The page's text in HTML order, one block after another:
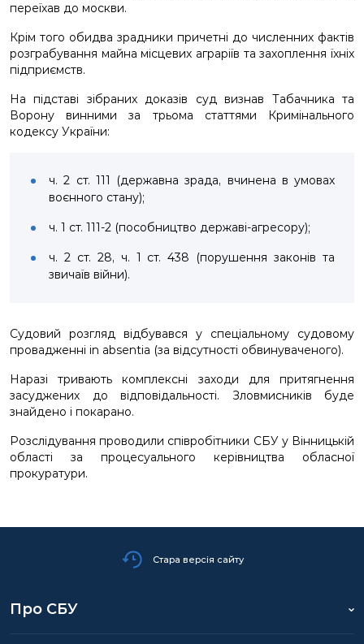
переїхав до москви.
Крім того обидва зрадники причетні до численних фактів
розграбування майна місцевих аграріїв та захоплення їхніх
підприємств.
На підставі зібраних доказів суд визнав Табачника та
Ворону винними за трьома статтями Кримінального
кодексу України:
ч. 2 ст. 111 (державна зрада, вчинена в умовах
воєнного стану);
ч. 1 ст. 111-2 (пособництво державі-агресору);
ч. 2 ст. 28, ч. 1 ст. 438 (порушення законів та
звичаїв війни).
Судовий розгляд відбувався у спеціальному судовому
провадженні in absentia (за відсутності обвинуваченого).
Наразі тривають комплексні заходи для притягнення
засуджених до відповідальності. Зловмисників буде
знайдено і покарано.
Розслідування проводили співробітники СБУ у Вінницькій
області за процесуального керівництва обласної
прокуратури.
Стара версія сайту
Про СБУ